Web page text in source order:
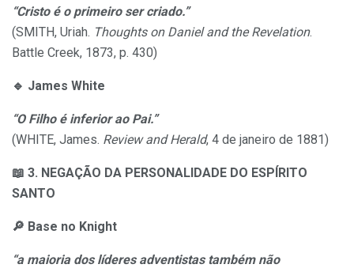
“Cristo é o primeiro ser criado.”
(SMITH, Uriah. Thoughts on Daniel and the Revelation.
Battle Creek, 1873, p. 430)
🔹 James White
“O Filho é inferior ao Pai.”
(WHITE, James. Review and Herald, 4 de janeiro de 1881)
📖 3. NEGAÇÃO DA PERSONALIDADE DO ESPÍRITO
SANTO
🔎 Base no Knight
“a maioria dos líderes adventistas também não